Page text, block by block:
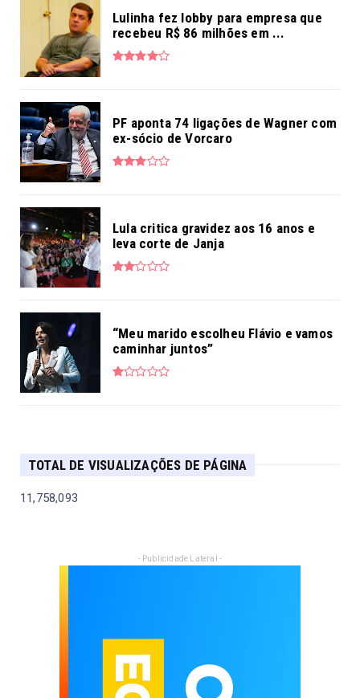
Lulinha fez lobby para empresa que
recebeu R$ 86 milhões em ...
PF aponta 74 ligações de Wagner com
ex-sócio de Vorcaro
Lula critica gravidez aos 16 anos e
leva corte de Janja
“Meu marido escolheu Flávio e vamos
caminhar juntos”
TOTAL DE VISUALIZAÇÕES DE PÁGINA
11,758,093
- Publicidade Lateral -